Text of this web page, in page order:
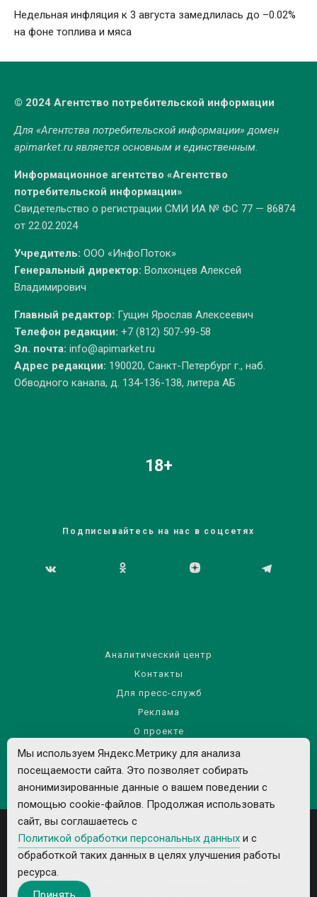
Недельная инфляция к 3 августа замедлилась до –0.02%
на фоне топлива и мяса
© 2024 Агентство потребительской информации
Для «Агентства потребительской информации» домен
apimarket.ruявляется основным и единственным.
Информационное агентство «Агентство
потребительской информации»
Свидетельство о регистрации СМИ ИА № ФС 77 — 86874
от 22.02.2024
Учредитель: ООО «ИнфоПоток»
Генеральный директор: Волхонцев Алексей
Владимирович
Главный редактор: Гущин Ярослав Алексеевич
Телефон редакции: +7 (812) 507-99-58
Эл. почта: info@apimarket.ru
Адрес редакции: 190020, Санкт-Петербург г., наб.
Обводного канала, д. 134-136-138, литера АБ
18+
Подписывайтесь на нас в соцсетях
Аналитический центр
Контакты
Для пресс-служб
Реклама
О проекте
Правила использования материалов сайта
Политика обработки персональных данных
Все рекламируемые товары и услуги имеют необходимые лицензии и
Мы используем Яндекс.Метрику для анализа
посещаемости сайта. Это позволяет собирать
анонимизированные данные о вашем поведении с
помощью cookie-файлов. Продолжая использовать
сайт, вы соглашаетесь с
Политикой обработки персональных данных и с
обработкой таких данных в целях улучшения работы
ресурса.